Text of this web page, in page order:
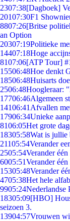
2307:38[Dagboek]
20107:30F1
8807:26[Britse
an Option
20307:19Politieke
14407:18Hoge
8107:06[ATP Tour]
15506:48Hoe denkt
18506:48Huisarts
2506:48Hoogleraar:
17706:46Algemeen
14106:41 Afvallen
17906:34Unieke
8106:05Het grote
18305:58Wat is jullie
21105:54Verander
2505:54Verander
6005:51Verander
15305:48Verander
4705:38Het hele
9905:24Nederlandse
18305:09[HBO]
seizoen 3.
13904:57Vrouwen